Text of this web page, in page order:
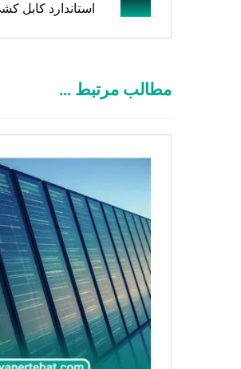
استاندارد کابل
مطالب مرتبط ...